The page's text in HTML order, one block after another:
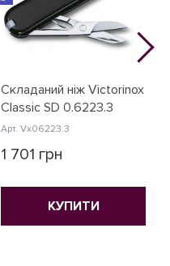
Складаний ніж Victorinox
Classic SD 0.6223.3
Арт. Vx06223.3
1 701 грн
КУПИТИ